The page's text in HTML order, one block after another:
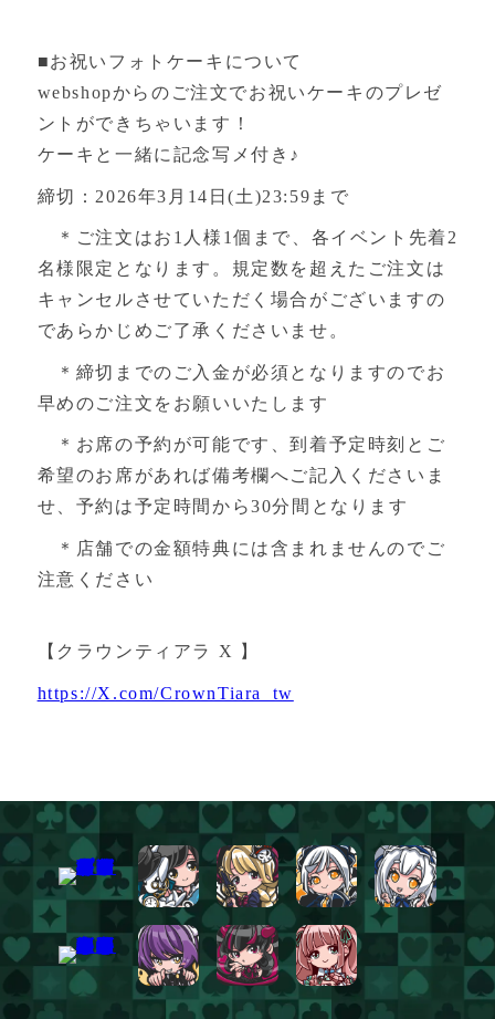
■お祝いフォトケーキについて
webshopからのご注文でお祝いケーキのプレゼ
ントができちゃいます！
ケーキと一緒に記念写メ付き♪
締切：2026年3月14日(土)23:59まで
＊ご注文はお1人様1個まで、各イベント先着2
名様限定となります。規定数を超えたご注文は
キャンセルさせていただく場合がございますの
であらかじめご了承くださいませ。
＊締切までのご入金が必須となりますのでお
早めのご注文をお願いいたします
＊お席の予約が可能です、到着予定時刻とご
希望のお席があれば備考欄へご記入くださいま
せ、予約は予定時間から30分間となります
＊店舗での金額特典には含まれませんのでご
注意ください
【クラウンティアラ X 】
https://X.com/CrownTiara_tw